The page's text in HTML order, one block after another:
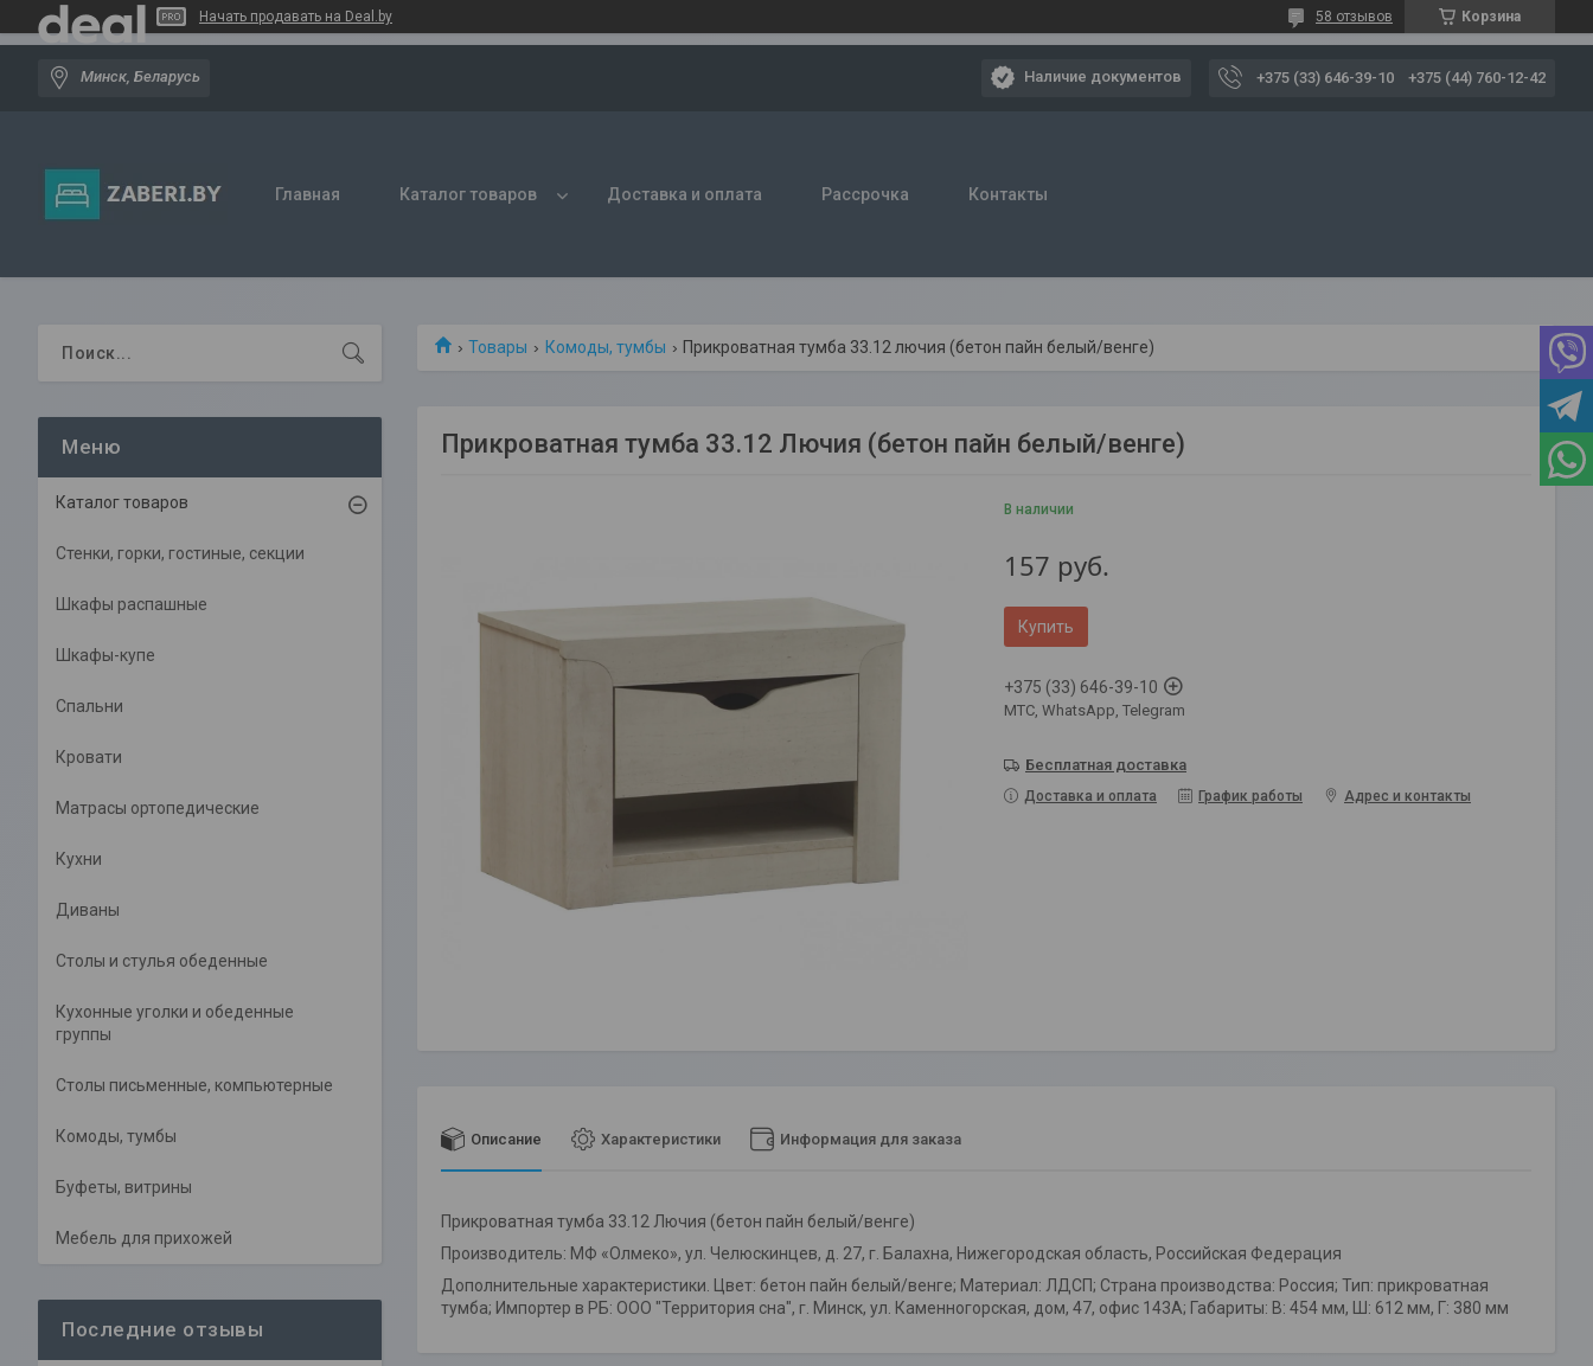
Начать продавать на Deal.by Корзина
58 отзывов
Минск, Беларусь Наличие документов +375 (33) 646-39-10 +375 (44) 760-12-42
Главная Каталог товаров Доставка и оплата Рассрочка Контакты
Товары Комоды, тумбы Прикроватная тумба 33.12 лючия (бетон пайн белый/венге)
Прикроватная тумба 33.12 Лючия (бетон пайн белый/венге)
В наличии
157 руб.
Купить
+375 (33) 646-39-10
МТС, WhatsApp, Telegram
Бесплатная доставка
Доставка и оплата График работы Адрес и контакты
Описание Характеристики Информация для заказа
Прикроватная тумба 33.12 Лючия (бетон пайн белый/венге)
Производитель: МФ «Олмеко», ул. Челюскинцев, д. 27, г. Балахна, Нижегородская область, Российская Федерация
Дополнительные характеристики. Цвет: бетон пайн белый/венге; Материал: ЛДСП; Страна производства: Россия; Тип: прикроватная
тумба; Импортер в РБ: ООО "Территория сна", г. Минск, ул. Каменногорская, дом, 47, офис 143А; Габариты: В: 454 мм, Ш: 612 мм, Г: 380 мм
Каталог товаров
Стенки, горки, гостиные, секции
Шкафы распашные
Шкафы-купе
Спальни
Кровати
Матрасы ортопедические
Кухни
Диваны
Столы и стулья обеденные
Кухонные уголки и обеденные
группы
Столы письменные, компьютерные
Комоды, тумбы
Буфеты, витрины
Мебель для прихожей